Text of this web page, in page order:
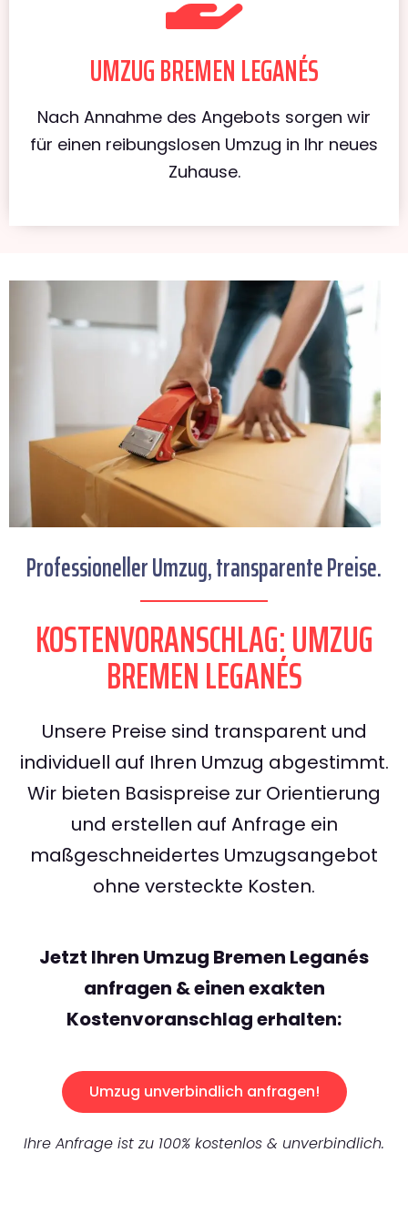
UMZUG BREMEN LEGANÉS
Nach Annahme des Angebots sorgen wir
für einen reibungslosen Umzug in Ihr neues
Zuhause.
Professioneller Umzug, transparente Preise.
KOSTENVORANSCHLAG: UMZUG
BREMEN LEGANÉS
Unsere Preise sind transparent und
individuell auf Ihren Umzug abgestimmt.
Wir bieten Basispreise zur Orientierung
und erstellen auf Anfrage ein
maßgeschneidertes Umzugsangebot
ohne versteckte Kosten.
Jetzt Ihren Umzug Bremen Leganés
anfragen & einen exakten
Kostenvoranschlag erhalten:
Umzug unverbindlich anfragen!
Ihre Anfrage ist zu 100% kostenlos & unverbindlich.